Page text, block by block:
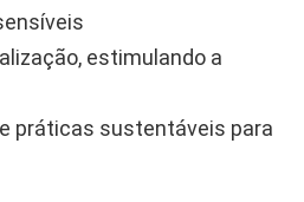
estimulando a
práticas sustentáveis para